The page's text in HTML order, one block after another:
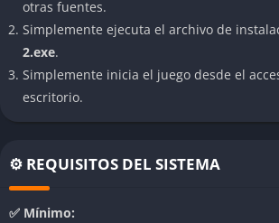
minas e incluso planetas alienígenas. Cada
que pasan por una pista en medio de la
Overcooked! 2 introduce nuevas mecánicas
de lanzar ingredientes, lo cual agiliza la
otras fuentes.
Simplemente ejecuta el archivo de
2.exe.
Simplemente inicia el juego desde el
escritorio.
⚙️ REQUISITOS DEL SISTEMA
✅ Mínimo: